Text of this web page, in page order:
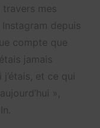
mes
depuis
compte que
jamais
et ce qui
»,